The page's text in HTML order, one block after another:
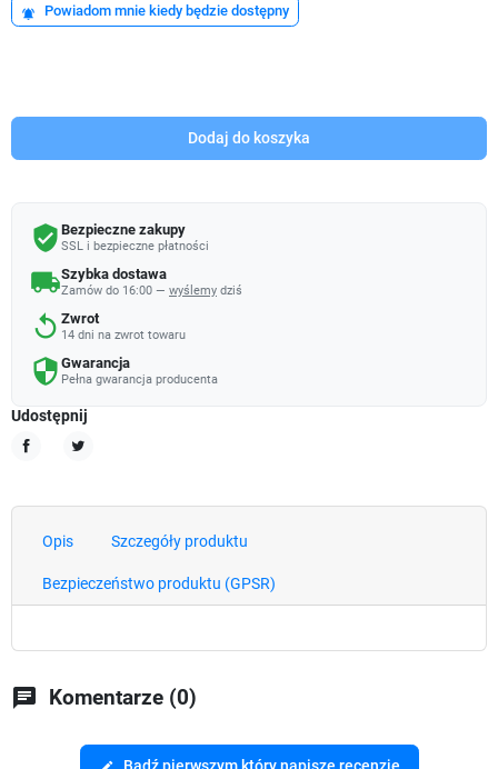
notifications_active Powiadom mnie kiedy będzie dostępny
Dodaj do koszyka
verified_user Bezpieczne zakupy
SSL i bezpieczne płatności
local_shippingSzybka dostawa
Zamów do 16:00 — wyślemy dziś
replay Zwrot
14 dni na zwrot towaru
security Gwarancja
Pełna gwarancja producenta
Udostępnij
Opis Szczegóły produktu
Bezpieczeństwo produktu (GPSR)
chat Komentarze (0)